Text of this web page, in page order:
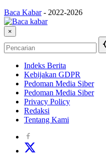
Baca Kabar - 2022-2026
×
Indeks Berita
Kebijakan GDPR
Pedoman Media Siber
Pedoman Media Siber
Privacy Policy
Redaksi
Tentang Kami